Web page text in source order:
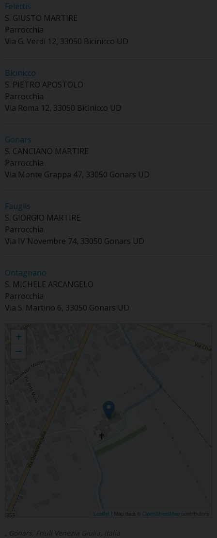
Felettis
S. GIUSTO MARTIRE
Parrocchia
Via G. Verdi 12, 33050 Bicinicco UD
Bicinicco
S. PIETRO APOSTOLO
Parrocchia
Via Roma 12, 33050 Bicinicco UD
Gonars
S. CANCIANO MARTIRE
Parrocchia
Via Monte Grappa 47, 33050 Gonars UD
Fauglis
S. GIORGIO MARTIRE
Parrocchia
Via IV Novembre 74, 33050 Gonars UD
Ontagnano
S. MICHELE ARCANGELO
Parrocchia
Via S. Martino 6, 33050 Gonars UD
CP di Gonars
+
−
Leaflet | Map data © OpenStreetMap contributors
, Gonars, Friuli Venezia Giulia, Italia